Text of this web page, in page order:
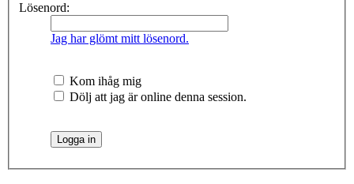
Lösenord:
Jag har glömt mitt lösenord.
Kom ihåg mig
Dölj att jag är online denna session.